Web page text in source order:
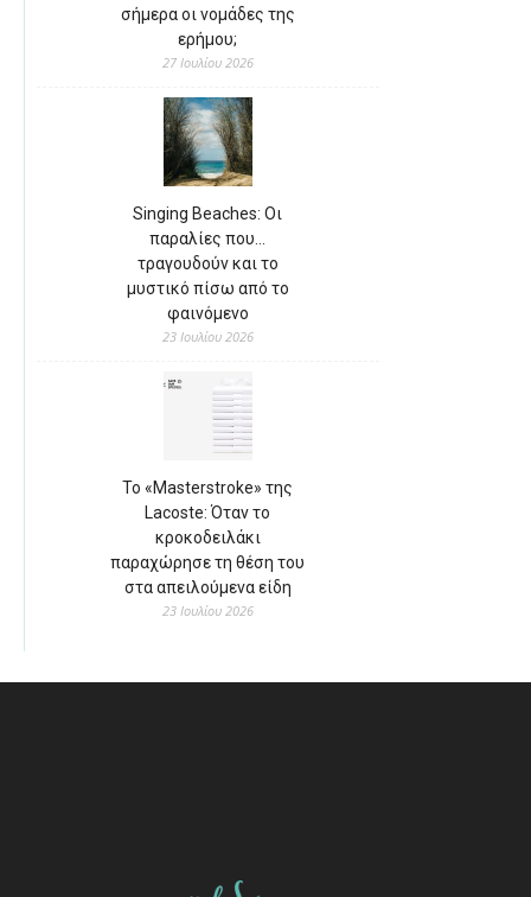
σήμερα οι νομάδες της
ερήμου;
27 Ιουλίου 2026
Singing Beaches: Οι
παραλίες που…
τραγουδούν και το
μυστικό πίσω από το
φαινόμενο
23 Ιουλίου 2026
Το «Masterstroke» της
Lacoste: Όταν το
κροκοδειλάκι
παραχώρησε τη θέση του
στα απειλούμενα είδη
23 Ιουλίου 2026